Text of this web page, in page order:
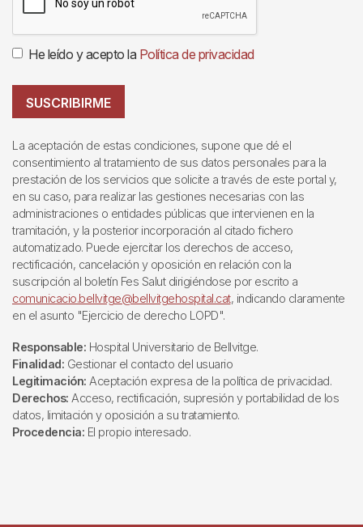
He leído y acepto la Política de privacidad
SUSCRIBIRME
La aceptación de estas condiciones, supone que dé el
consentimiento al tratamiento de sus datos personales para la
prestación de los servicios que solicite a través de este portal y,
en su caso, para realizar las gestiones necesarias con las
administraciones o entidades públicas que intervienen en la
tramitación, y la posterior incorporación al citado fichero
automatizado. Puede ejercitar los derechos de acceso,
rectificación, cancelación y oposición en relación con la
suscripción al boletín Fes Salut dirigiéndose por escrito a
comunicacio.bellvitge@bellvitgehospital.cat, indicando claramente
en el asunto "Ejercicio de derecho LOPD".
Responsable: Hospital Universitario de Bellvitge.
Finalidad: Gestionar el contacto del usuario
Legitimación: Aceptación expresa de la política de privacidad.
Derechos: Acceso, rectificación, supresión y portabilidad de los
datos, limitación y oposición a su tratamiento.
Procedencia: El propio interesado.